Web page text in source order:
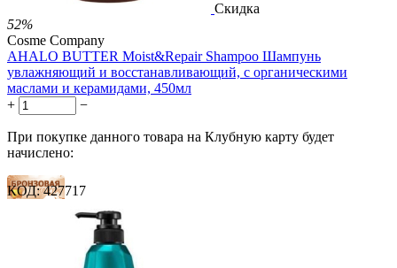
Скидка
52%
Cosme Company
AHALO BUTTER Moist&Repair Shampoo Шампунь
увлажняющий и восстанавливающий, с органическими
маслами и керамидами, 450мл
+
−
При покупке данного товара на Клубную карту будет
начислено:
49 баллов
КОД: 427717